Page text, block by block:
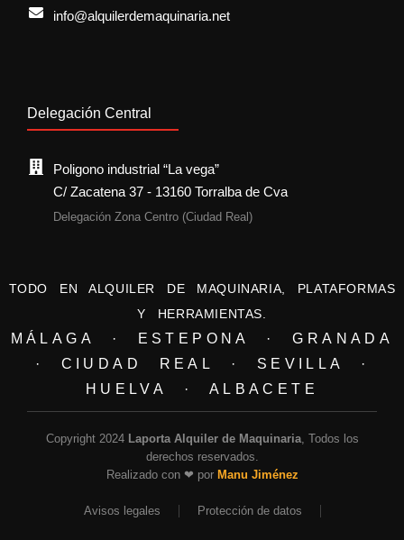
info@alquilerdemaquinaria.net
Delegación Central
Poligono industrial “La vega”
C/ Zacatena 37 - 13160 Torralba de Cva
Delegación Zona Centro (Ciudad Real)
TODO EN ALQUILER DE MAQUINARIA, PLATAFORMAS
Y HERRAMIENTAS.
MÁLAGA · ESTEPONA · GRANADA
· CIUDAD REAL · SEVILLA ·
HUELVA · ALBACETE
Copyright 2024 Laporta Alquiler de Maquinaria, Todos los
derechos reservados.
Realizado con ❤ por Manu Jiménez
Avisos legales Protección de datos